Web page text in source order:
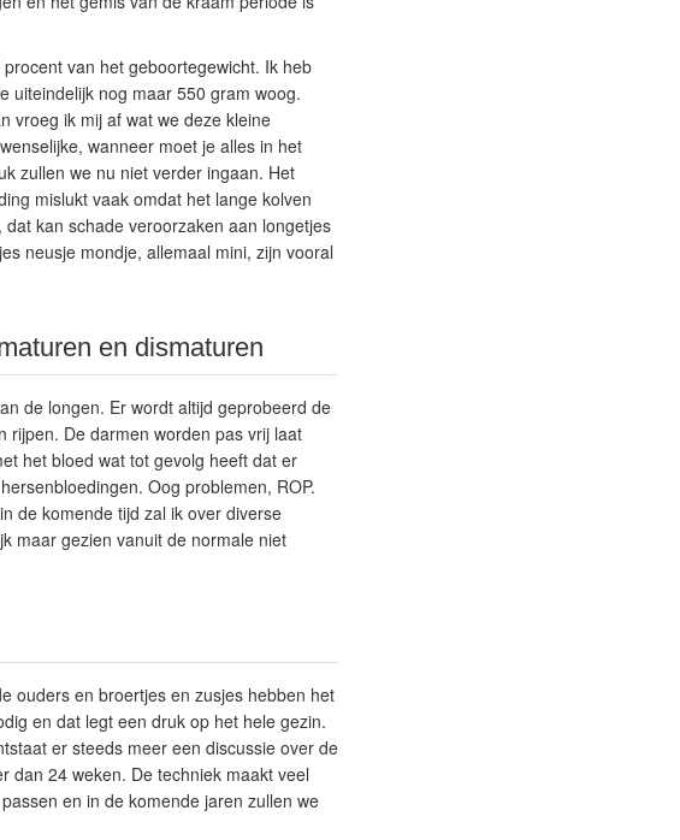
van het geboortegewicht. Ik heb
uiteindelijk nog maar 550 gram woog.
vroeg ik mij af wat we deze kleine
wanneer moet je alles in het
zullen we nu niet verder ingaan. Het
mislukt vaak omdat het lange kolven
kan schade veroorzaken aan longetjes
neusje mondje, allemaal mini, zijn vooral
en dismaturen
de longen. Er wordt altijd geprobeerd de
rijpen. De darmen worden pas vrij laat
het bloed wat tot gevolg heeft dat er
Oog problemen, ROP.
de komende tijd zal ik over diverse
maar gezien vanuit de normale niet
ouders en broertjes en zusjes hebben het
en dat legt een druk op het hele gezin.
er steeds meer een discussie over de
dan 24 weken. De techniek maakt veel
en in de komende jaren zullen we